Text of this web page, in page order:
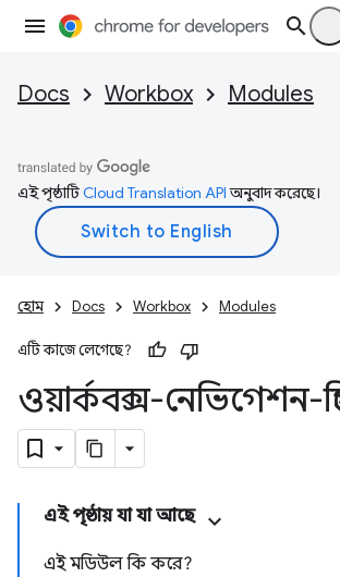
Docs Workbox Modules
এই পৃষ্ঠাটিCloud Translation APIঅনুবাদ করেছে।
হোম Docs Workbox Modules
এটি কাজে লেগেছে?
ওয়ার্কবক্স-নেভিগেশন-
এই পৃষ্ঠায় যা যা আছে
এই মডিউল কি করে?